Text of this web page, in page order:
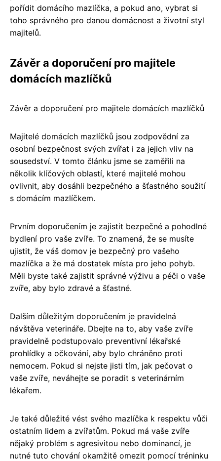
pořídit domácího mazlíčka, a pokud ano, vybrat si
toho správného pro danou domácnost a životní styl
majitelů.
Závěr a doporučení pro majitele
domácích mazlíčků
Závěr a doporučení pro majitele domácích mazlíčků
Majitelé domácích mazlíčků jsou zodpovědní za
osobní bezpečnost svých zvířat i za jejich vliv na
sousedství. V tomto článku jsme se zaměřili na
několik klíčových oblastí, které majitelé mohou
ovlivnit, aby dosáhli bezpečného a šťastného soužití
s domácím mazlíčkem.
Prvním doporučením je zajistit bezpečné a pohodlné
bydlení pro vaše zvíře. To znamená, že se musíte
ujistit, že váš domov je bezpečný pro vašeho
mazlíčka a že má dostatek místa pro jeho pohyb.
Měli byste také zajistit správné výživu a péči o vaše
zvíře, aby bylo zdravé a šťastné.
Dalším důležitým doporučením je pravidelná
návštěva veterináře. Dbejte na to, aby vaše zvíře
pravidelně podstupovalo preventivní lékařské
prohlídky a očkování, aby bylo chráněno proti
nemocem. Pokud si nejste jisti tím, jak pečovat o
vaše zvíře, neváhejte se poradit s veterinárním
lékařem.
Je také důležité vést svého mazlíčka k respektu vůči
ostatním lidem a zvířatům. Pokud má vaše zvíře
nějaký problém s agresivitou nebo dominancí, je
nutné tuto chování okamžitě omezit pomocí tréninku